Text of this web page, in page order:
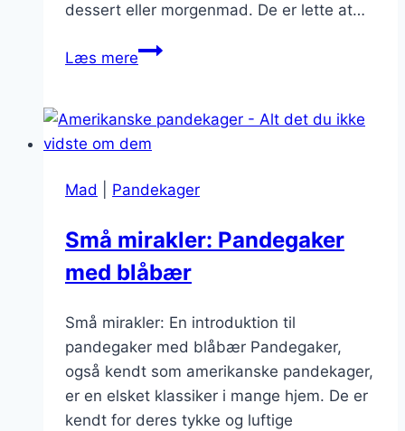
dessert eller morgenmad. De er lette at…
Læs mereSmå
rabarber
og
Mad
Pandekager
Små mirakler: Pandegaker
med blåbær
Små mirakler: En introduktion til
pandegaker med blåbær Pandegaker,
også kendt som amerikanske pandekager,
er en elsket klassiker i mange hjem. De er
kendt for deres tykke og luftige